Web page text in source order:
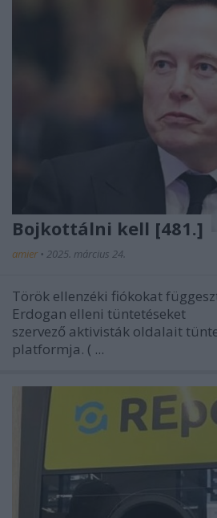
Bojkottálni kell [481.]
amier • 2025. március 24.
Török ellenzéki fiókokat
Erdogan elleni tüntetéseket
szervező aktivisták oldalait
platformja. ( ...